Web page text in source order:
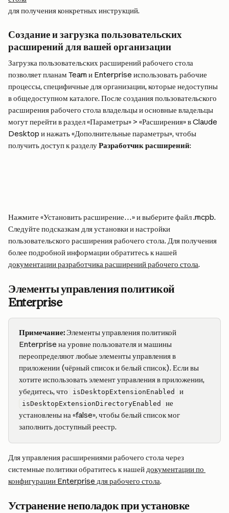
для получения конкретных инструкций.
Создание и загрузка пользовательских
расширений для вашей организации
Загрузка пользовательских расширений рабочего стола
позволяет планам Team и Enterprise использовать рабочие
процессы, специфичные для организации, которые недоступны
в общедоступном каталоге. После создания пользовательского
расширения рабочего стола владельцы и основные владельцы
могут перейти в раздел «Параметры» > «Расширения» в Claude
Desktop и нажать «Дополнительные параметры», чтобы
получить доступ к разделу Разработчик расширений:
Нажмите «Установить расширение…» и выберите файл .mcpb.
Следуйте подсказкам для установки и настройки
пользовательского расширения рабочего стола. Для получения
более подробной информации обратитесь к нашей
документации разработчика расширений рабочего стола.
Элементы управления политикой
Enterprise
Примечание: Элементы управления политикой
Enterprise на уровне пользователя и машины
переопределяют любые элементы управления в
приложении (чёрный список и белый список). Если вы
хотите использовать элемент управления в приложении,
убедитесь, что
isDesktopExtensionEnabled и
isDesktopExtensionDirectoryEnabled
не
установлены на «false», чтобы белый список мог
заполнить доступный реестр.
Для управления расширениями рабочего стола через
системные политики обратитесь к нашей документации по
конфигурации Enterprise для рабочего стола.
Устранение неполадок при установке